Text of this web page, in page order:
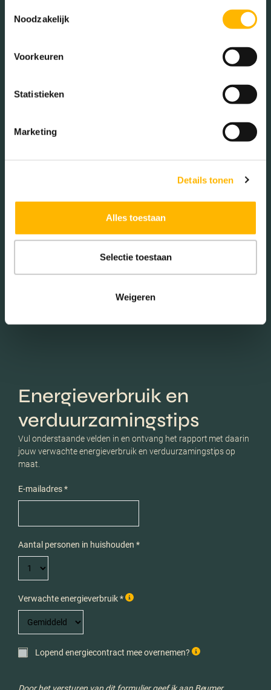
Noodzakelijk
Voorkeuren
Statistieken
Marketing
Details tonen
Alles toestaan
Selectie toestaan
Weigeren
Zonder kinderen (33.18%)
Éénpersoons huishoudens
12715
Schaduwwijzer
Energieverbruik en
verduurzamingstips
Vul onderstaande velden in en ontvang het rapport met daarin
jouw verwachte energieverbruik en verduurzamingstips op
maat.
E-mailadres *
Aantal personen in huishouden *
Verwachte energieverbruik *
Lopend energiecontract mee overnemen?